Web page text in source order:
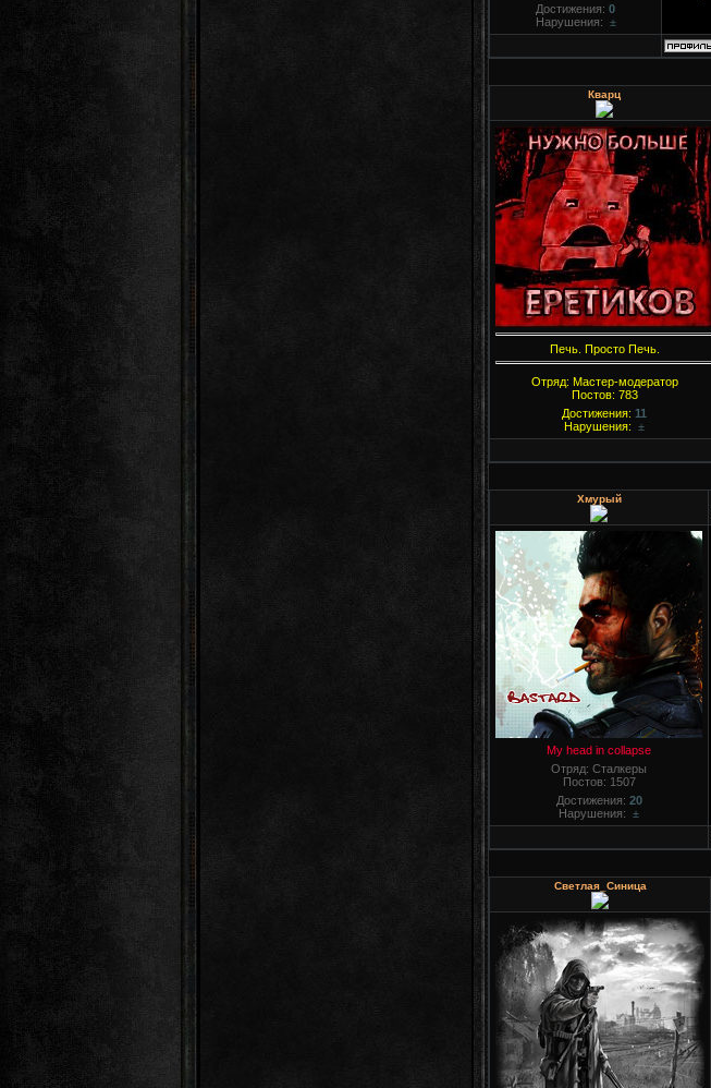
Достижения: 0
Нарушения: ±
Кварц
Печь. Просто Печь.
Отряд: Мастер-модератор
Постов: 783
Достижения: 11
Нарушения: ±
Хмурый
My head in collapse
Отряд: Сталкеры
Постов: 1507
Достижения: 20
Нарушения: ±
Светлая_Синица